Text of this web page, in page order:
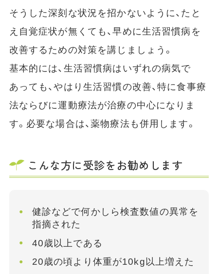
そうした深刻な状況を招かないように、たと
え自覚症状が無くても、早めに生活習慣病を
改善するための対策を講じましょう。
基本的には、生活習慣病はいずれの病気で
あっても、やはり生活習慣の改善、特に食事療
法ならびに運動療法が治療の中心になりま
す。必要な場合は、薬物療法も併用します。
こんな方に受診をお勧めします
健診などで何かしら検査数値の異常を
指摘された
40歳以上である
20歳の頃より体重が10kg以上増えた